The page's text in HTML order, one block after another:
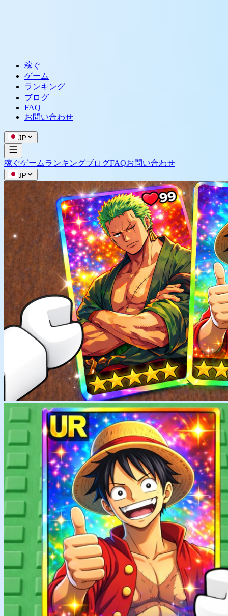
稼ぐ
ゲーム
ランキング
ブログ
FAQ
お問い合わせ
JP
稼ぐゲームランキングブログFAQお問い合わせ
JP